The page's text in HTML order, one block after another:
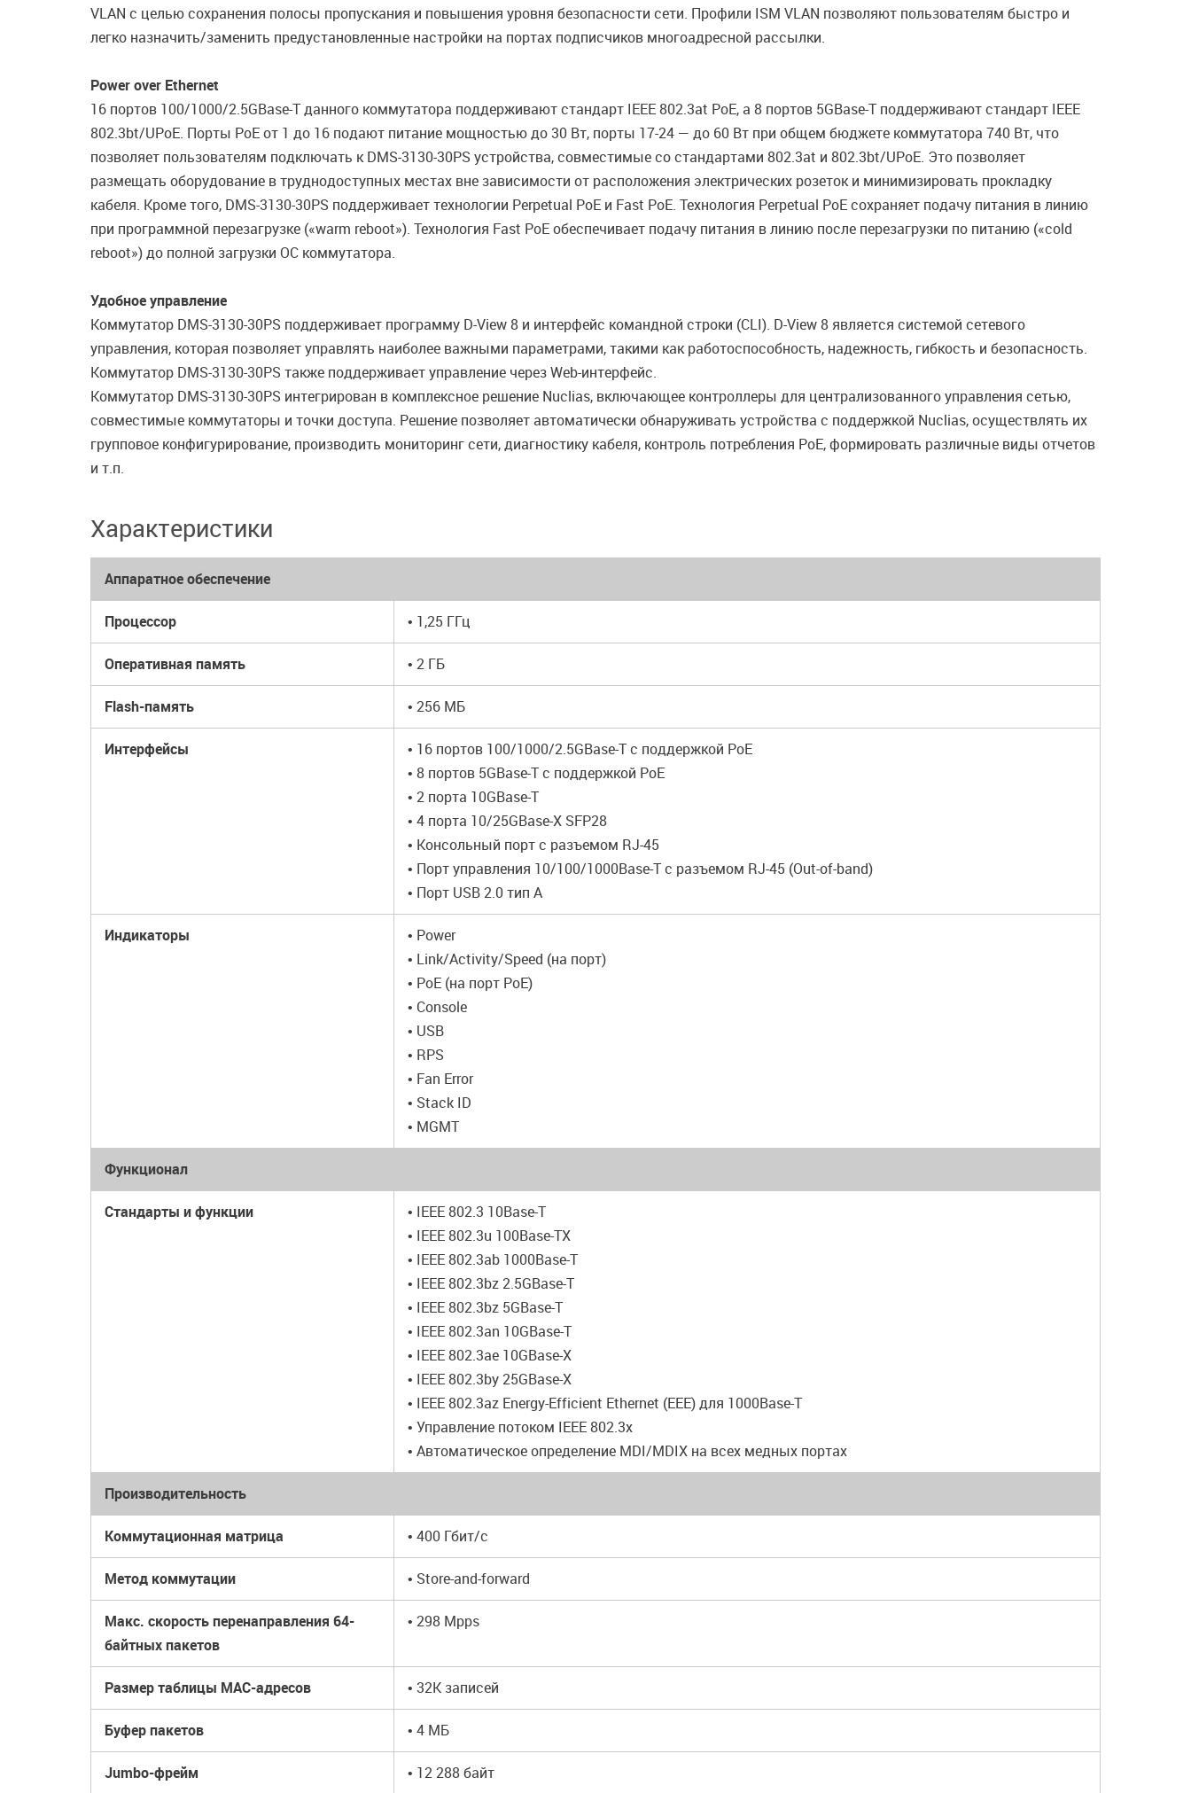
VLAN с целью сохранения полосы пропускания и повышения уровня безопасности сети. Профили ISM VLAN позволяют пользователям быстро и
легко назначить/заменить предустановленные настройки на портах подписчиков многоадресной рассылки.
Power over Ethernet
16 портов 100/1000/2.5GBase-T данного коммутатора поддерживают стандарт IEEE 802.3at PoE, а 8 портов 5GBase-T поддерживают стандарт IEEE
802.3bt/UPoE. Порты PoE от 1 до 16 подают питание мощностью до 30 Вт, порты 17-24 — до 60 Вт при общем бюджете коммутатора 740 Вт, что
позволяет пользователям подключать к DMS-3130-30PS устройства, совместимые со стандартами 802.3at и 802.3bt/UPoE. Это позволяет
размещать оборудование в труднодоступных местах вне зависимости от расположения электрических розеток и минимизировать прокладку
кабеля. Кроме того, DMS-3130-30PS поддерживает технологии Perpetual PoE и Fast PoE. Технология Perpetual PoE сохраняет подачу питания в линию
при программной перезагрузке («warm reboot»). Технология Fast PoE обеспечивает подачу питания в линию после перезагрузки по питанию («cold
reboot») до полной загрузки OC коммутатора.
Удобное управление
Коммутатор DMS-3130-30PS поддерживает программу D-View 8 и интерфейс командной строки (CLI). D-View 8 является системой сетевого
управления, которая позволяет управлять наиболее важными параметрами, такими как работоспособность, надежность, гибкость и безопасность.
Коммутатор DMS-3130-30PS также поддерживает управление через Web-интерфейс.
Коммутатор DMS-3130-30PS интегрирован в комплексное решение Nuclias, включающее контроллеры для централизованного управления сетью,
совместимые коммутаторы и точки доступа. Решение позволяет автоматически обнаруживать устройства c поддержкой Nuclias, осуществлять их
групповое конфигурирование, производить мониторинг сети, диагностику кабеля, контроль потребления PoE, формировать различные виды отчетов
и т.п.
Характеристики
Аппаратное обеспечение
Процессор • 1,25 ГГц
Оперативная память • 2 ГБ
Flash-память • 256 МБ
Интерфейсы
• 16 портов 100/1000/2.5GBase-T с поддержкой PoE
• 8 портов 5GBase-T с поддержкой PoE
• 2 порта 10GBase-T
• 4 порта 10/25GBase-X SFP28
• Консольный порт с разъемом RJ-45
• Порт управления 10/100/1000Base-T с разъемом RJ-45 (Out-of-band)
• Порт USB 2.0 тип A
Индикаторы
• Power
• Link/Activity/Speed (на порт)
• PoE (на порт PoE)
• Console
• USB
• RPS
• Fan Error
• Stack ID
• MGMT
Функционал
Стандарты и функции
• IEEE 802.3 10Base-T
• IEEE 802.3u 100Base-TX
• IEEE 802.3ab 1000Base-T
• IEEE 802.3bz 2.5GBase-T
• IEEE 802.3bz 5GBase-T
• IEEE 802.3an 10GBase-T
• IEEE 802.3ae 10GBase-X
• IEEE 802.3by 25GBase-X
• IEEE 802.3az Energy-Efficient Ethernet (EEE) для 1000Base-T
• Управление потоком IEEE 802.3x
• Автоматическое определение MDI/MDIX на всех медных портах
Производительность
Коммутационная матрица • 400 Гбит/с
Метод коммутации • Store-and-forward
Макс. скорость перенаправления 64-
байтных пакетов
• 298 Mpps
Размер таблицы MAC-адресов • 32K записей
Буфер пакетов • 4 МБ
Jumbo-фрейм • 12 288 байт